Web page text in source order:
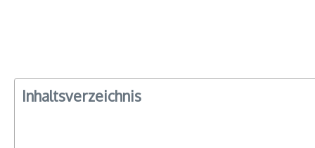
Inhaltsverzeichnis